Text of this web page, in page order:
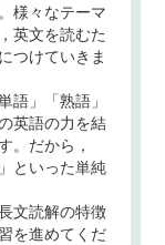
様々なテーマ
英文を読むた
つけていきま
語」「熟語」
英語の力を結
。だから，
といった単純
文読解の特徴
を進めてくだ